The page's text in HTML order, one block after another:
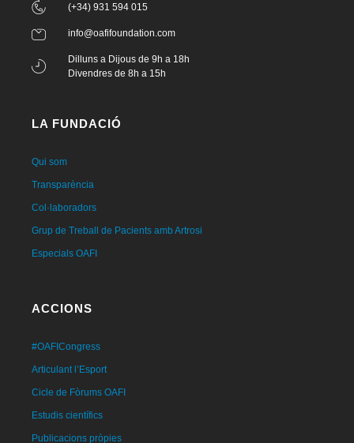
(+34) 931 594 015
info@oafifoundation.com
Dilluns a Dijous de 9h a 18h
Divendres de 8h a 15h
LA FUNDACIÓ
Qui som
Transparència
Col·laboradors
Grup de Treball de Pacients amb Artrosi
Especials OAFI
ACCIONS
#OAFICongress
Articulant l’Esport
Cicle de Fòrums OAFI
Estudis científics
Publicacions pròpies